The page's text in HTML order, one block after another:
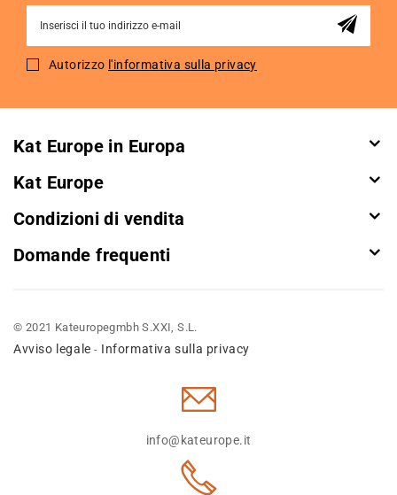
for
Autorizzo l'informativa sulla privacy
Kat Europe in Europa
Kat Europe
Condizioni di vendita
Domande frequenti
© 2021 Kateuropegmbh S.XXI, S.L.
Avviso legale - Informativa sulla privacy
info@kateurope.it